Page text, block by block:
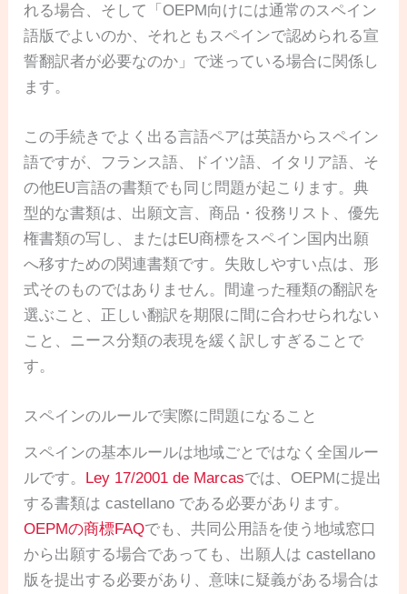
れる場合、そして「OEPM向けには通常のスペイン
語版でよいのか、それともスペインで認められる宣
誓翻訳者が必要なのか」で迷っている場合に関係し
ます。
この手続きでよく出る言語ペアは英語からスペイン
語ですが、フランス語、ドイツ語、イタリア語、そ
の他EU言語の書類でも同じ問題が起こります。典
型的な書類は、出願文言、商品・役務リスト、優先
権書類の写し、またはEU商標をスペイン国内出願
へ移すための関連書類です。失敗しやすい点は、形
式そのものではありません。間違った種類の翻訳を
選ぶこと、正しい翻訳を期限に間に合わせられない
こと、ニース分類の表現を緩く訳しすぎることで
す。
スペインのルールで実際に問題になること
スペインの基本ルールは地域ごとではなく全国ルー
ルです。 Ley 17/2001 de Marcasでは、OEPMに提出
する書類は castellano である必要があります。
OEPMの商標FAQでも、共同公用語を使う地域窓口
から出願する場合であっても、出願人は castellano
版を提出する必要があり、意味に疑義がある場合は